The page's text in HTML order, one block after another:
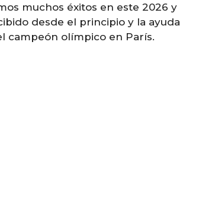
muchos éxitos en este 2026 y
desde el principio y la ayuda
campeón olímpico en París.